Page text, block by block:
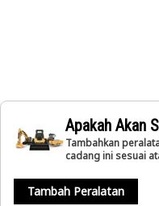
Apakah Akan
Tambahkan
cadang ini sesuai
Tambah Peralatan